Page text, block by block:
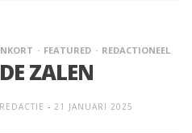
FEATURED REDACTIONEEL
ZALEN
REDACTIE - 21 JANUARI 2025